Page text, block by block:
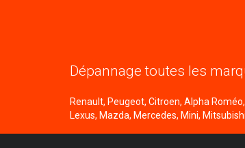
Dépannage toutes les
Renault, Peugeot, Citroen, Alpha
Lexus, Mazda, Mercedes, Mini,